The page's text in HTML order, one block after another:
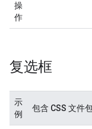
操
作
复选框
示
例
包含 CSS 文件